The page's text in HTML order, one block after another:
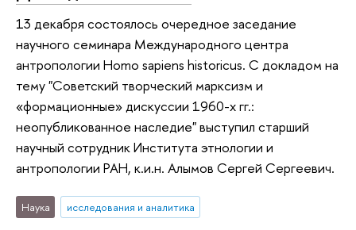
13 декабря состоялось очередное заседание
научного семинара Международного центра
антропологии Homo sapiens historicus. С докладом на
тему "Советский творческий марксизм и
«формационные» дискуссии 1960-х гг.:
неопубликованное наследие" выступил старший
научный сотрудник Института этнологии и
антропологии РАН, к.и.н. Алымов Сергей Сергеевич.
Наука исследования и аналитика